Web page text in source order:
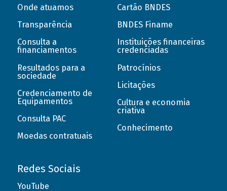
Onde atuamos
Transparência
Consulta a
financiamentos
Resultados para a
sociedade
Credenciamento de
Equipamentos
Consulta PAC
Moedas contratuais
Cartão BNDES
BNDES Finame
Instituições financeiras
credenciadas
Patrocínios
Licitações
Cultura e economia
criativa
Conhecimento
Redes Sociais
YouTube